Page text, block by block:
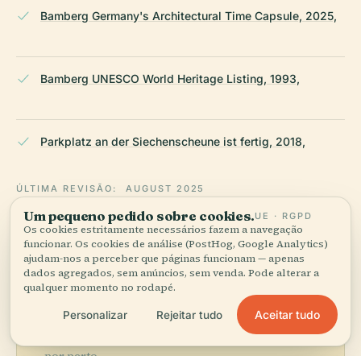
Bamberg Germany's Architectural Time Capsule, 2025,
Bamberg UNESCO World Heritage Listing, 1993,
Parkplatz an der Siechenscheune ist fertig, 2018,
ÚLTIMA REVISÃO: AUGUST 2025
Pesquisado a partir da Wikidata, Wikipédia e fontes oficiais ·
verificado ·Como fazemos os nossos guias →
Explore a zona
Veja Siechenscheune no
Ver mapa
Um pequeno pedido sobre cookies.UE · RGPD
Os cookies estritamente necessários fazem a navegação
funcionar. Os cookies de análise (PostHog, Google Analytics)
ajudam-nos a perceber que páginas funcionam — apenas
dados agregados, sem anúncios, sem venda. Pode alterar a
qualquer momento no rodapé.
Personalizar Rejeitar tudo Aceitar tudo